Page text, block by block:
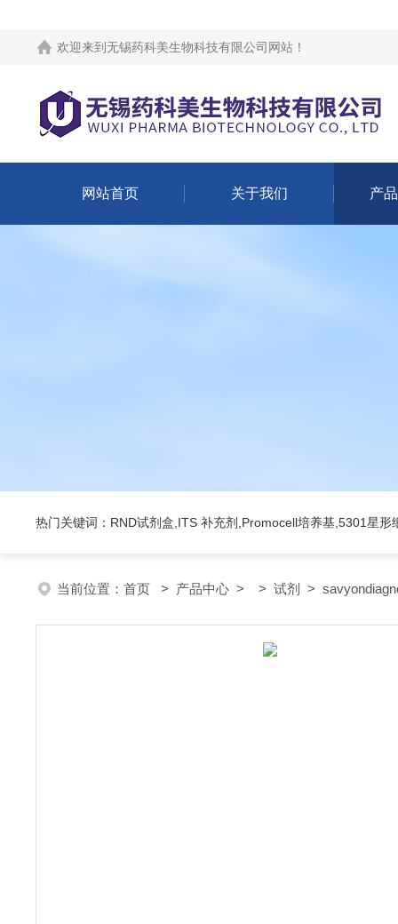
欢迎来到 无锡药科美生物科技有限公司网站 ！
网站首页 关于我们 产
热门关键词：RND试剂盒,ITS 补充剂,Promocell培养基,5301星形
当前位置： 首页 > 产品中心 > > 试剂 >